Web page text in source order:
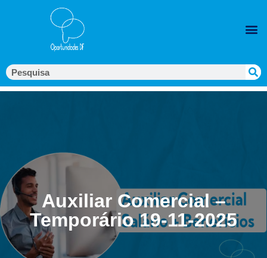
Auxiliar Comercial –
Temporário 19-11-2025